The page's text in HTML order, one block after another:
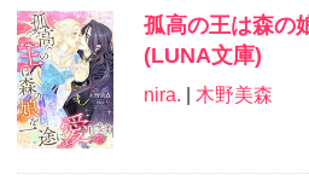
孤高の王は森の
(LUNA文庫)
nira. 木野美森